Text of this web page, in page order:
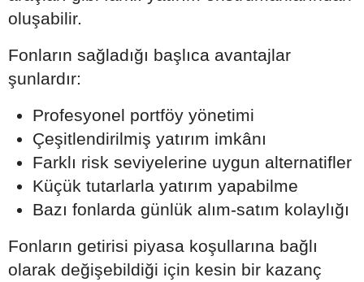
oluşabilir.
Fonların sağladığı başlıca avantajlar
şunlardır:
Profesyonel portföy yönetimi
Çeşitlendirilmiş yatırım imkânı
Farklı risk seviyelerine uygun alternatifler
Küçük tutarlarla yatırım yapabilme
Bazı fonlarda günlük alım-satım kolaylığı
Fonların getirisi piyasa koşullarına bağlı
olarak değişebildiği için kesin bir kazanç